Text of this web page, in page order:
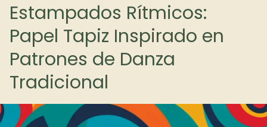
Estampados Rítmicos:
Papel Tapiz Inspirado en
Patrones de Danza
Tradicional